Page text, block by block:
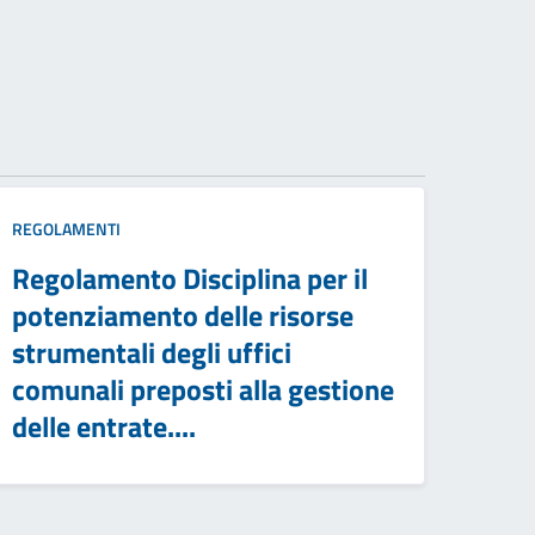
REGOLAMENTI
Regolamento Disciplina per il
potenziamento delle risorse
strumentali degli uffici
comunali preposti alla gestione
delle entrate....